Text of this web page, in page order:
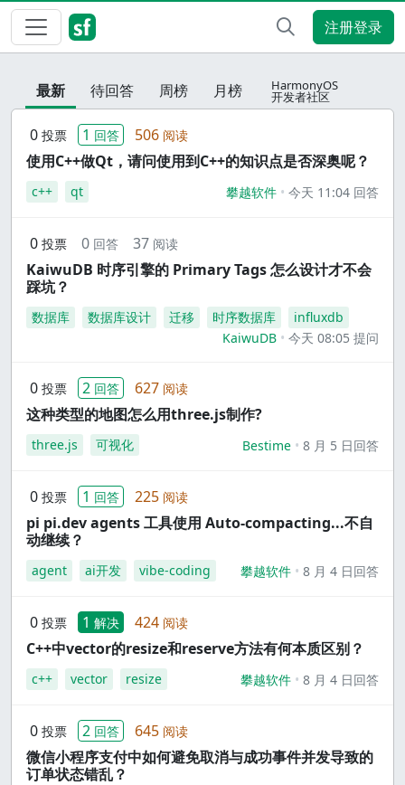
注册登录
最新 待回答 周榜 月榜 HarmonyOS
开发者社区
0 投票 1 回答 506 阅读
使用C++做Qt，请问使用到C++的知识点是否深奥呢？
c++ qt 攀越软件 今天 11:04 回答
0 投票 0 回答 37 阅读
KaiwuDB 时序引擎的 Primary Tags 怎么设计才不会
踩坑？
数据库 数据库设计 迁移 时序数据库
influxdb
KaiwuDB
今天 08:05 提问
0 投票 2 回答 627 阅读
这种类型的地图怎么用three.js制作?
three.js 可视化 Bestime 8 月 5 日回答
0 投票 1 回答 225 阅读
pi pi.dev agents 工具使用 Auto-compacting...不自
动继续？
agent ai开发 vibe-coding 攀越软件 8 月 4 日回答
0 投票 1 解决 424 阅读
C++中vector的resize和reserve方法有何本质区别？
c++ vector resize 攀越软件 8 月 4 日回答
0 投票 2 回答 645 阅读
微信小程序支付中如何避免取消与成功事件并发导致的
订单状态错乱？